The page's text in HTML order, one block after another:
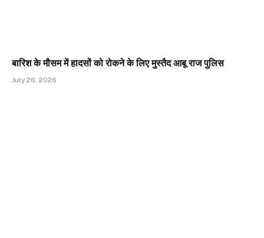
बारिश के मौसम में हादसों को रोकने के लिए मुस्तैद आबू राज पुलिस
July 26, 2026